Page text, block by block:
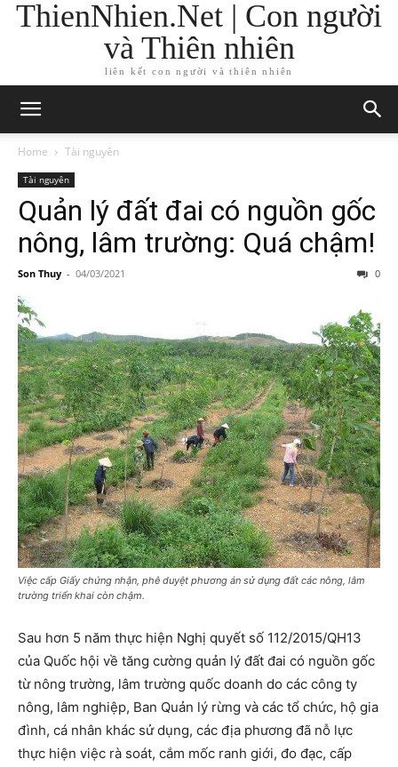
ThienNhien.Net | Con người
và Thiên nhiên
liên kết con người và thiên nhiên
Home Tài nguyên
Tài nguyên
Quản lý đất đai có nguồn gốc
nông, lâm trường: Quá chậm!
Son Thuy - 04/03/2021 0
Việc cấp Giấy chứng nhận, phê duyệt phương án sử dụng đất các nông, lâm
trường triển khai còn chậm.
Sau hơn 5 năm thực hiện Nghị quyết số 112/2015/QH13
của Quốc hội về tăng cường quản lý đất đai có nguồn gốc
từ nông trường, lâm trường quốc doanh do các công ty
nông, lâm nghiệp, Ban Quản lý rừng và các tổ chức, hộ gia
đình, cá nhân khác sử dụng, các địa phương đã nỗ lực
thực hiện việc rà soát, cắm mốc ranh giới, đo đạc, cấp